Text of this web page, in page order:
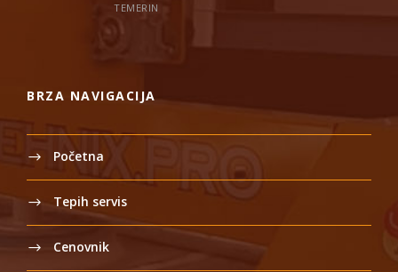
TEMERIN
BRZA NAVIGACIJA
Početna
Tepih servis
Cenovnik